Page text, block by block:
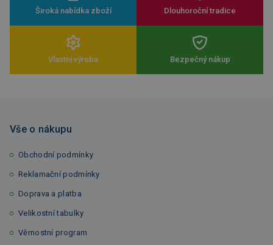
Široká nabídka zboží Dlouhoroční tradice
Vlastní výroba Bezpečný nákup
Vše o nákupu
Obchodní podmínky
Reklamační podmínky
Doprava a platba
Velikostní tabulky
Věrnostní program